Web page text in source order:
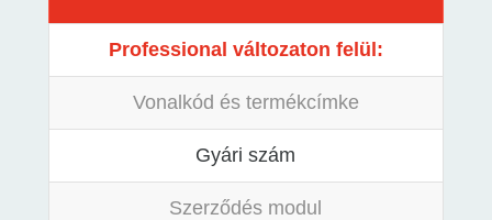
Professional változaton felül:
Vonalkód és termékcímke
Gyári szám
Szerződés modul